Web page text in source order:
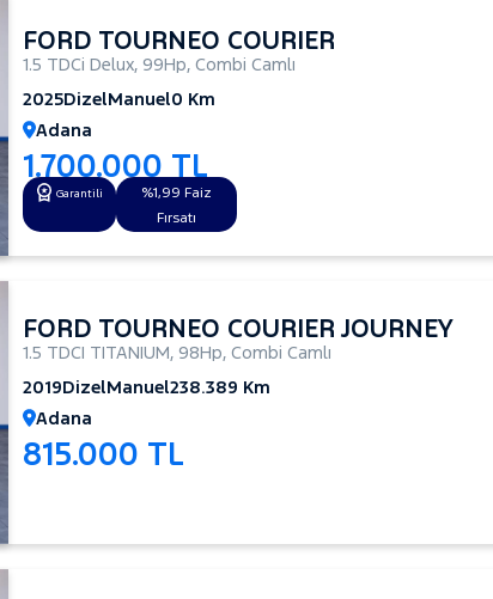
FORD TOURNEO COURIER
1.5 TDCi Delux, 99Hp, Combi Camlı
2025DizelManuel0 Km
Adana
1.700.000 TL
Garantili
%1,99 Faiz
Fırsatı
FORD TOURNEO COURIER JOURNEY
1.5 TDCI TITANIUM, 98Hp, Combi Camlı
2019DizelManuel238.389 Km
Adana
815.000 TL